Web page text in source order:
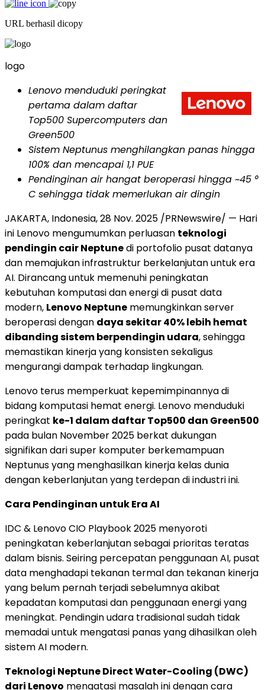
URL berhasil dicopy
logo
Lenovo menduduki peringkat
pertama dalam daftar
Top500 Supercomputers dan
Green500
Sistem Neptunus menghilangkan panas hingga
100% dan mencapai 1,1 PUE
Pendinginan air hangat beroperasi hingga ~45 °
C sehingga tidak memerlukan air dingin
JAKARTA, Indonesia,28 Nov. 2025 /PRNewswire/ — Hari
ini Lenovo mengumumkan perluasan teknologi
pendingin cair Neptunedi portofolio pusat datanya
dan memajukan infrastruktur berkelanjutan untuk era
AI. Dirancang untuk memenuhi peningkatan
kebutuhan komputasi dan energi di pusat data
modern, Lenovo Neptune memungkinkan server
beroperasi dengan daya sekitar 40% lebih hemat
dibanding sistem berpendingin udara, sehingga
memastikan kinerja yang konsisten sekaligus
mengurangi dampak terhadap lingkungan.
Lenovo terus memperkuat kepemimpinannya di
bidang komputasi hemat energi. Lenovo menduduki
peringkat ke-1 dalam daftar Top500 dan Green500
pada bulan November 2025 berkat dukungan
signifikan dari super komputer berkemampuan
Neptunus yang menghasilkan kinerja kelas dunia
dengan keberlanjutan yang terdepan di industri ini.
Cara Pendinginan untuk Era AI
IDC & Lenovo CIO Playbook 2025 menyoroti
peningkatan keberlanjutan sebagai prioritas teratas
dalam bisnis. Seiring percepatan penggunaan AI, pusat
data menghadapi tekanan termal dan tekanan kinerja
yang belum pernah terjadi sebelumnya akibat
kepadatan komputasi dan penggunaan energi yang
meningkat. Pendingin udara tradisional sudah tidak
memadai untuk mengatasi panas yang dihasilkan oleh
sistem AI modern.
Teknologi Neptune Direct Water-Cooling (DWC)
dari Lenovo mengatasi masalah ini dengan cara